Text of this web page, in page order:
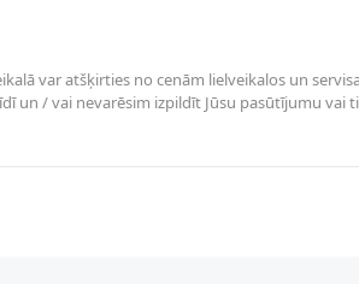
var atšķirties no cenām lielveikalos un
un / vai nevarēsim izpildīt Jūsu pasūtījumu vai